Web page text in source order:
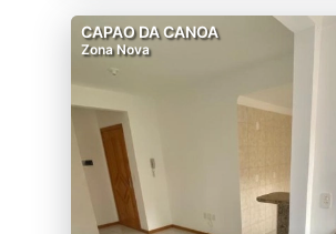
CAPAO DA CANOA
Zona Nova